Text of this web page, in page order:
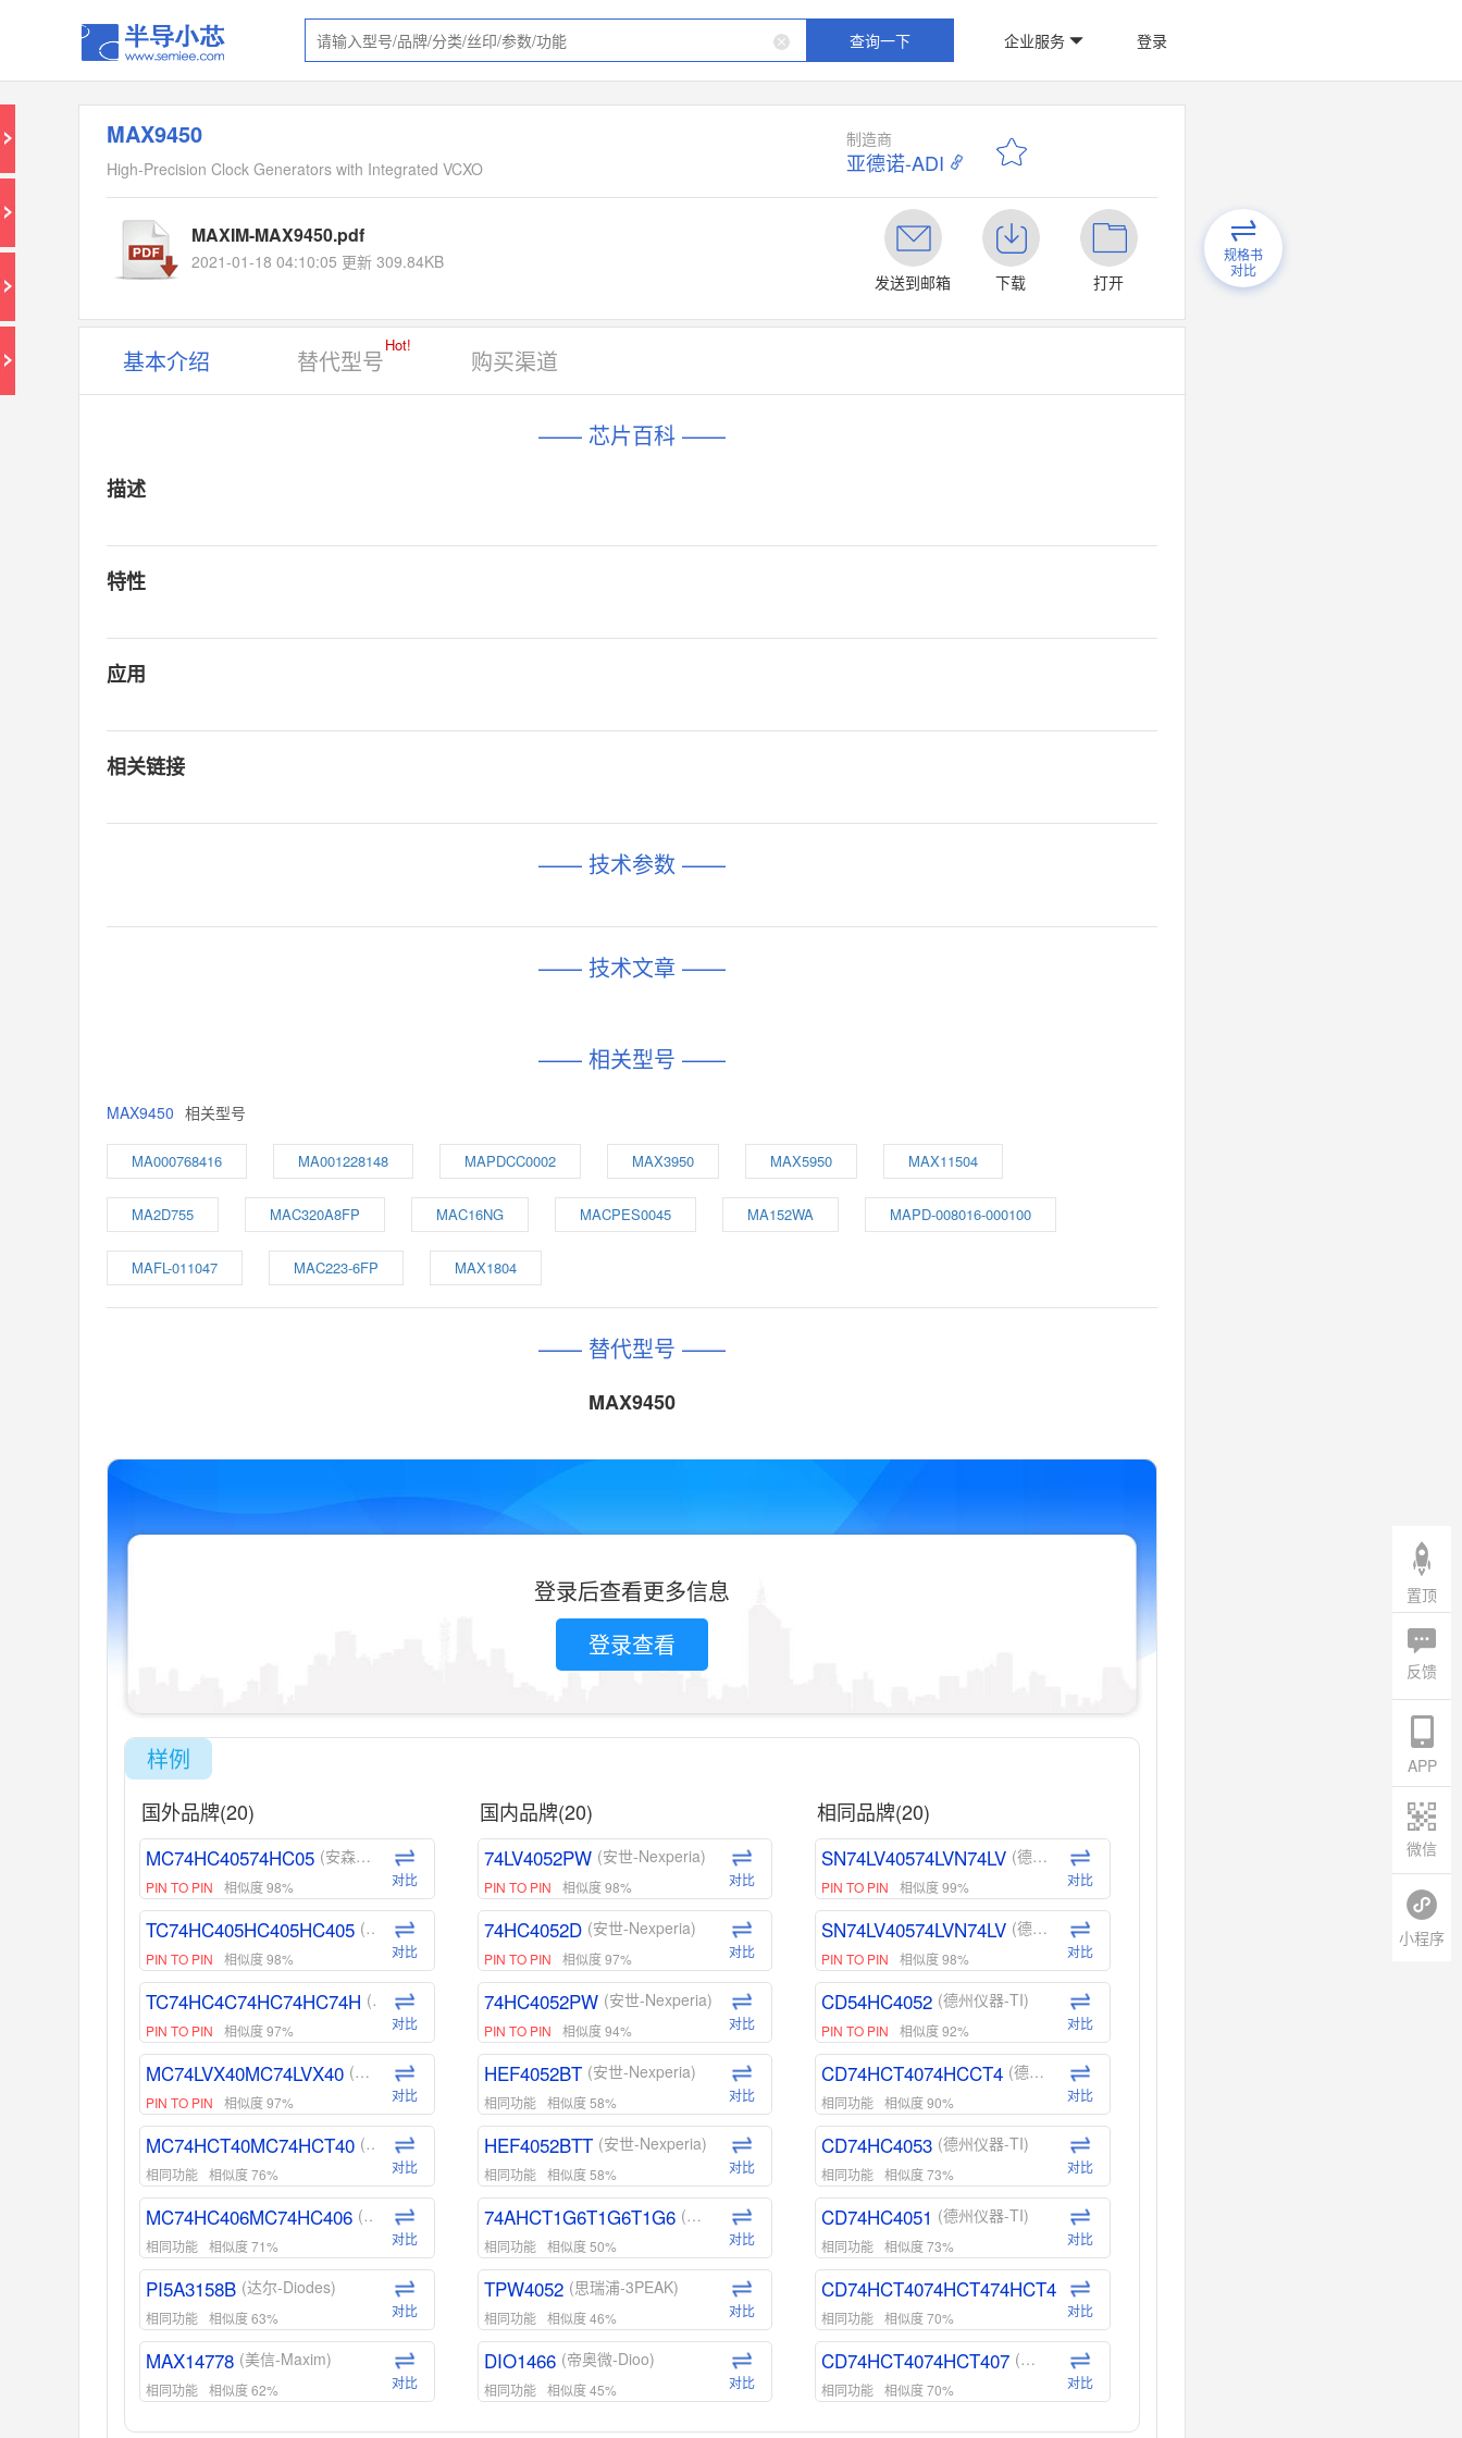
查询一下 企业服务 登录
MAX9450
High-Precision Clock Generators with Integrated VCXO
制造商
亚德诺-ADI
MAXIM-MAX9450.pdf
2021-01-18 04:10:05 更新 309.84KB
发送到邮箱
下载 打开
规格书
对比
基本介绍 替代型号
Hot!
购买渠道
—— 芯片百科 ——
描述
特性
应用
相关链接
—— 技术参数 ——
—— 技术文章 ——
—— 相关型号 ——
MAX9450 相关型号
MA000768416 MA001228148 MAPDCC0002 MAX3950 MAX5950 MAX11504
MA2D755 MAC320A8FP MAC16NG MACPES0045 MA152WA MAPD-008016-000100
MAFL-011047 MAC223-6FP MAX1804
—— 替代型号 ——
MAX9450
登录后查看更多信息
登录查看
样例
国外品牌(20)
MC74HC40574HC05 (安森美-ON)
PIN TO PIN 相似度 98% 对比
TC74HC405HC405HC405 (东芝-Toshiba)
PIN TO PIN 相似度 98% 对比
TC74HC4C74HC74HC74H (东芝-Toshiba)
PIN TO PIN 相似度 97% 对比
MC74LVX40MC74LVX40 (安森美-ON)
PIN TO PIN 相似度 97% 对比
MC74HCT40MC74HCT40 (安森美-ON)
相同功能 相似度 76% 对比
MC74HC406MC74HC406 (安森美-ON)
相同功能 相似度 71% 对比
PI5A3158B (达尔-Diodes)
相同功能 相似度 63% 对比
MAX14778 (美信-Maxim)
相同功能 相似度 62% 对比
ADG1439 (亚德诺-ADI)
国内品牌(20)
74LV4052PW (安世-Nexperia)
PIN TO PIN 相似度 98% 对比
74HC4052D (安世-Nexperia)
PIN TO PIN 相似度 97% 对比
74HC4052PW (安世-Nexperia)
PIN TO PIN 相似度 94% 对比
HEF4052BT (安世-Nexperia)
相同功能 相似度 58% 对比
HEF4052BTT (安世-Nexperia)
相同功能 相似度 58% 对比
74AHCT1G6T1G6T1G6 (安世-Nexperia)
相同功能 相似度 50% 对比
TPW4052 (思瑞浦-3PEAK)
相同功能 相似度 46% 对比
DIO1466 (帝奥微-Dioo)
相同功能 相似度 45% 对比
DIO1159 (帝奥微-Dioo)
相同品牌(20)
SN74LV40574LVN74LV (德州仪器-TI)
PIN TO PIN 相似度 99% 对比
SN74LV40574LVN74LV (德州仪器-TI)
PIN TO PIN 相似度 98% 对比
CD54HC4052 (德州仪器-TI)
PIN TO PIN 相似度 92% 对比
CD74HCT4074HCCT4 (德州仪器-TI)
相同功能 相似度 90% 对比
CD74HC4053 (德州仪器-TI)
相同功能 相似度 73% 对比
CD74HC4051 (德州仪器-TI)
相同功能 相似度 73% 对比
CD74HCT4074HCT474HCT4 (德州仪器-TI)
相同功能 相似度 70% 对比
CD74HCT4074HCT407 (德州仪器-TI)
相同功能 相似度 70% 对比
CD74HCT4D74HDCT40 (德州仪器-TI)
置顶
反馈
APP
微信
小程序